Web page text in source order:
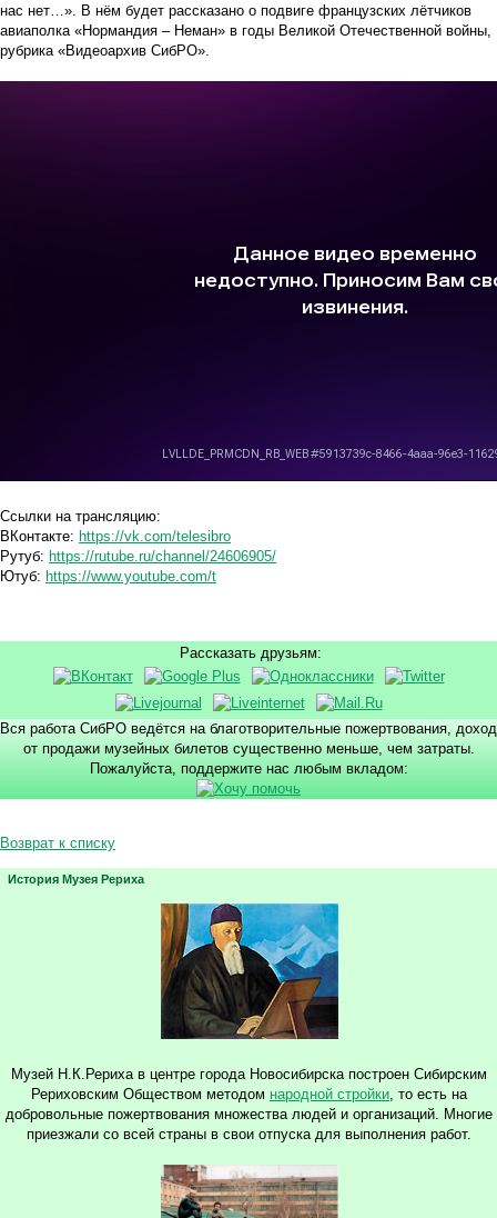
нас нет…». В нём будет рассказано о подвиге французских лётчиков
авиаполка «Нормандия – Неман» в годы Великой Отечественной войны,
рубрика «Видеоархив СибРО».
Ссылки на трансляцию:
ВКонтакте: https://vk.com/telesibro
Рутуб: https://rutube.ru/channel/24606905/
Ютуб: https://www.youtube.com/t
Рассказать друзьям:
Вся работа СибРО ведётся на благотворительные пожертвования, доход
от продажи музейных билетов существенно меньше, чем затраты.
Пожалуйста, поддержите нас любым вкладом:
Возврат к списку
История Музея Рериха
Музей Н.К.Рериха в центре города Новосибирска построен Сибирским
Рериховским Обществом методом народной стройки , то есть на
добровольные пожертвования множества людей и организаций. Многие
приезжали со всей страны в свои отпуска для выполнения работ.